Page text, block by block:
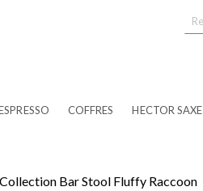
COFFRES HECTOR SAXE
Bar Stool Fluffy Raccoon